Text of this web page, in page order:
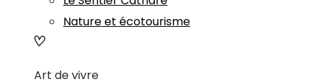
Nature et écotourisme
Art de vivre